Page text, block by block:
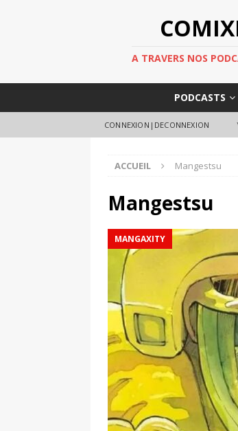
A TRAVERS NOS
PODCASTS
CONNEXION|DECONNEXION
ACCUEIL Mangestsu
Mangestsu
MANGAXITY